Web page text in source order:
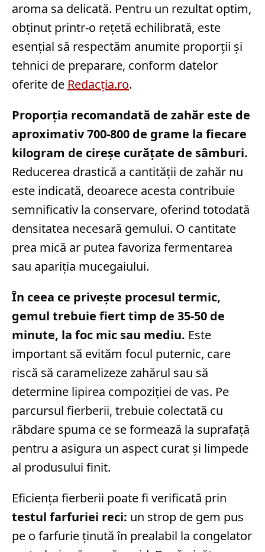
aroma sa delicată. Pentru un rezultat optim,
obținut printr-o rețetă echilibrată, este
esențial să respectăm anumite proporții și
tehnici de preparare, conform datelor
oferite de Redacția.ro.
Proporția recomandată de zahăr este de
aproximativ 700-800 de grame la fiecare
kilogram de cireșe curățate de sâmburi.
Reducerea drastică a cantității de zahăr nu
este indicată, deoarece acesta contribuie
semnificativ la conservare, oferind totodată
densitatea necesară gemului. O cantitate
prea mică ar putea favoriza fermentarea
sau apariția mucegaiului.
În ceea ce privește procesul termic,
gemul trebuie fiert timp de 35-50 de
minute, la foc mic sau mediu. Este
important să evităm focul puternic, care
riscă să caramelizeze zahărul sau să
determine lipirea compoziției de vas. Pe
parcursul fierberii, trebuie colectată cu
răbdare spuma ce se formează la suprafață
pentru a asigura un aspect curat și limpede
al produsului finit.
Eficiența fierberii poate fi verificată prin
testul farfuriei reci: un strop de gem pus
pe o farfurie ținută în prealabil la congelator